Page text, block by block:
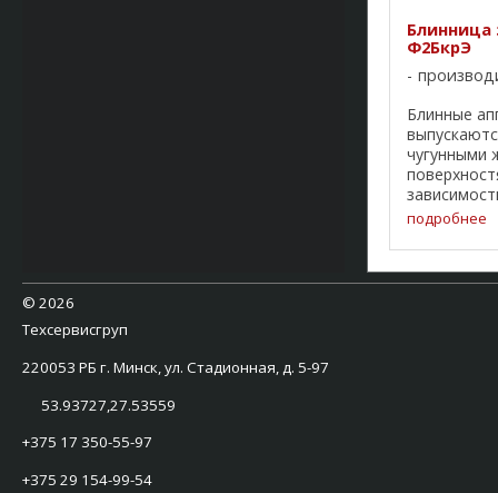
Блинница
Ф2БкрЭ
Блинные
чугунными
корпусе
жарочные
диаметром
подробнее
© 2026
Техсервисгруп
220053 РБ г. Минск, ул. Стадионная, д. 5-97
53.93727,27.53559
+375 17 350-55-97
+375 29 154-99-54